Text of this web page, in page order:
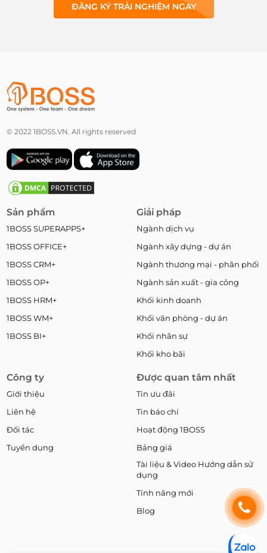
ĐĂNG KÝ TRẢI NGHIỆM NGAY
© 2022 1BOSS.VN. All rights reserved
Sản phẩm
1BOSS SUPERAPPS+
1BOSS OFFICE+
1BOSS CRM+
1BOSS OP+
1BOSS HRM+
1BOSS WM+
1BOSS BI+
Giải pháp
Ngành dịch vụ
Ngành xây dựng - dự án
Ngành thương mại - phân phối
Ngành sản xuất - gia công
Khối kinh doanh
Khối văn phòng - dự án
Khối nhân sự
Khối kho bãi
Công ty
Giới thiệu
Liên hệ
Đối tác
Tuyển dụng
Được quan tâm nhất
Tin ưu đãi
Tin báo chí
Hoạt động 1BOSS
Bảng giá
Tài liệu & Video Hướng dẫn sử
dụng
Tính năng mới
Blog